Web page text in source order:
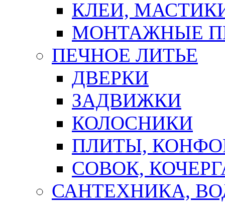
КЛЕИ,
МОНТАЖНЫЕ
ПЕЧНОЕ ЛИТЬЕ
ДВЕРКИ
ЗАДВИЖКИ
КОЛОСНИКИ
ПЛИТЫ,
СОВОК,
САНТЕХНИКА,